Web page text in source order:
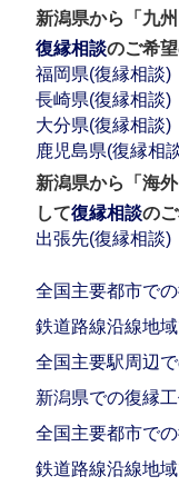
新潟県から「九
復縁相談のご希
福岡県(復縁相談)
長崎県(復縁相談)
大分県(復縁相談)
鹿児島県(復縁相
新潟県から「海
して復縁相談の
出張先(復縁相談)
全国主要都市で
鉄道路線沿線地
全国主要駅周辺
新潟県での復縁
全国主要都市で
鉄道路線沿線地